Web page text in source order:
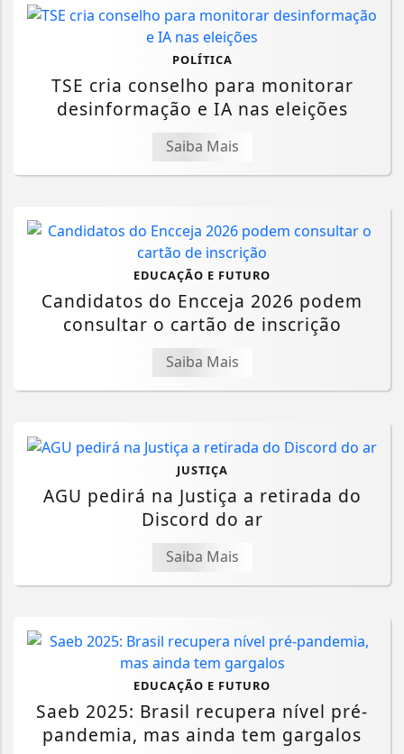
POLÍTICA
TSE cria conselho para monitorar
desinformação e IA nas eleições
Saiba Mais
EDUCAÇÃO E FUTURO
Candidatos do Encceja 2026 podem
consultar o cartão de inscrição
Saiba Mais
JUSTIÇA
AGU pedirá na Justiça a retirada do
Discord do ar
Saiba Mais
EDUCAÇÃO E FUTURO
Saeb 2025: Brasil recupera nível pré-
pandemia, mas ainda tem gargalos